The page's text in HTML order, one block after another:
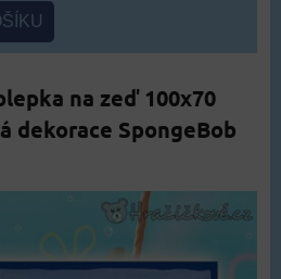
na zeď 100x70
dekorace SpongeBob